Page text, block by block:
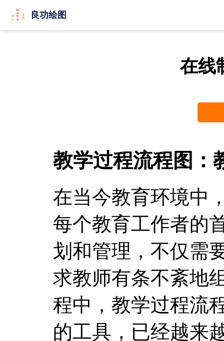
良功绘图
在线
教学过程流程图：
在当今教育环境中
每个教育工作者的
划和管理，不仅需
求教师有条不紊地
程中，教学过程流
的工具，已经越来